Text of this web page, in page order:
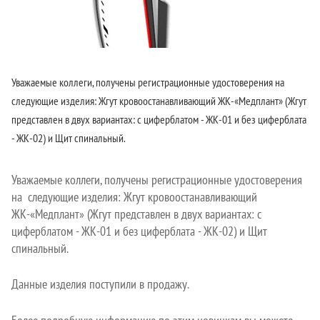
Уважаемые коллеги, получены регистрационные удостоверения на
следующие изделия: Жгут крoвooстaнaвливaющий ЖК-«Медплант» (Жгут
представлен в двух вариантах: с циферблатом - ЖК-01 и без циферблата
- ЖК-02) и Щит спинальный.
Уважаемые коллеги, получены регистрационные удостоверения
на следующие изделия: Жгут крoвooстaнaвливaющий
ЖК-«Медплант» (Жгут представлен в двух вариантах: с
циферблатом - ЖК-01 и без циферблата - ЖК-02) и Щит
спинальный.
Данные изделия поступили в продажу.